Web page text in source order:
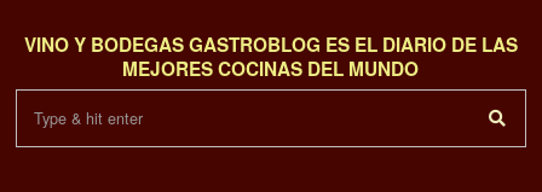
VINO Y BODEGAS GASTROBLOG ES EL DIARIO DE LAS
MEJORES COCINAS DEL MUNDO